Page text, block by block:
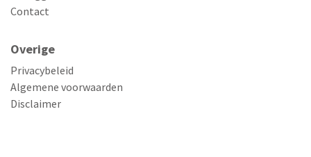
Contact
Overige
Privacybeleid
Algemene voorwaarden
Disclaimer